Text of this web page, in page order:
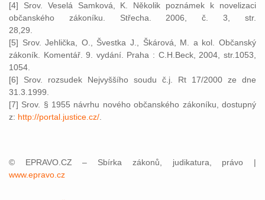
[4] Srov. Veselá Samková, K. Několik poznámek k novelizaci
občanského zákoníku. Střecha. 2006, č. 3, str.
[5] Srov. Jehlička, O., Švestka J., Škárová, M. a kol. Občanský
zákoník. Komentář. 9. vydání. Praha : C.H.Beck, 2004, str.1053,
1054.
[6] Srov. rozsudek Nejvyššího soudu č.j. Rt 17/2000 ze dne
31.3.1999.
[7] Srov. § 1955 návrhu nového občanského zákoníku, dostupný
z: http://portal.justice.cz/
© EPRAVO.CZ – Sbírka zákonů, judikatura, právo |
www.epravo.cz